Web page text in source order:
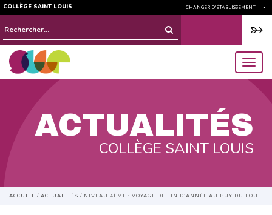
COLLÈGE SAINT LOUIS CHANGER D'ÉTABLISSEMENT
Rechercher :
menu
ACTUALITÉS
COLLÈGE SAINT LOUIS
ACCUEIL / ACTUALITÉS / NIVEAU 4ÈME : VOYAGE DE FIN D’ANNÉE AU PUY DU FOU